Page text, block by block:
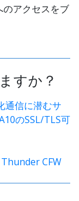
アクセスをブ
すか？
通信に潜むサ
のSSL/TLS可
CFW